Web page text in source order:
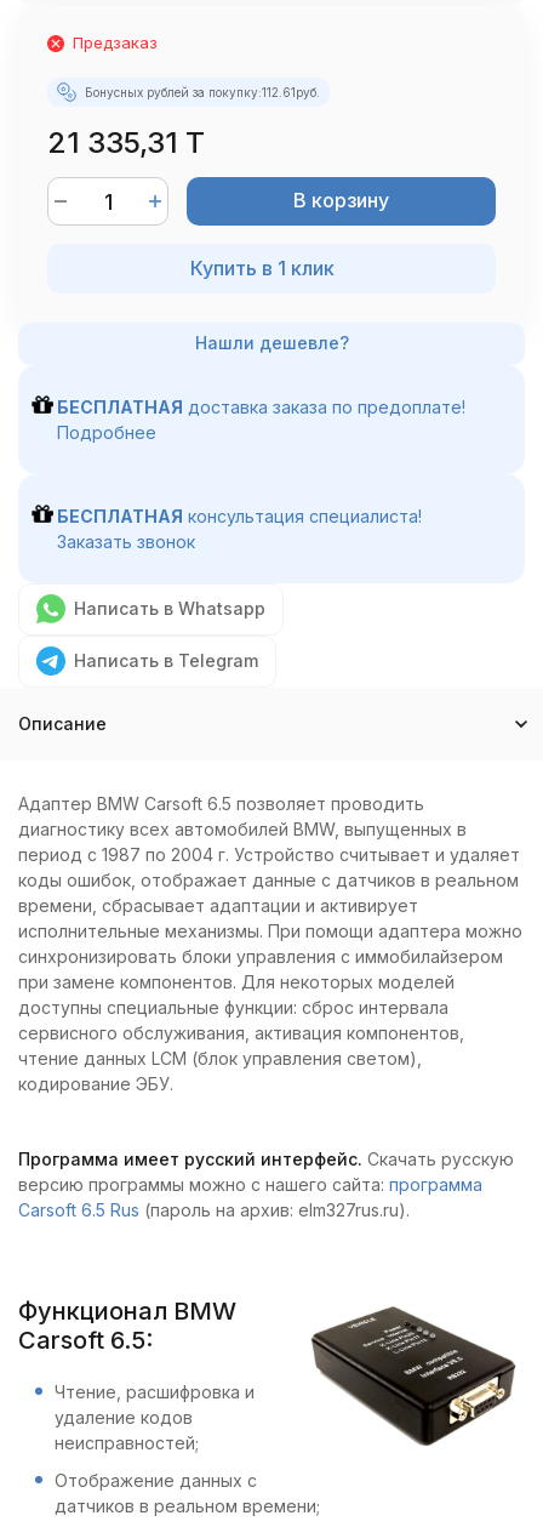
Предзаказ
Бонусных рублей за покупку:112.61руб.
21 335,31 T
В корзину
Купить в 1 клик
БЕСПЛАТНАЯ доставка заказа по предоплате!
Подробнее
БЕСПЛАТНАЯ консультация специалиста!
Заказать звонок
Написать в Whatsapp
Написать в Telegram
Описание
Адаптер BMW Carsoft 6.5 позволяет проводить
диагностику всех автомобилей BMW, выпущенных в
период с 1987 по 2004 г. Устройство считывает и удаляет
коды ошибок, отображает данные с датчиков в реальном
времени, сбрасывает адаптации и активирует
исполнительные механизмы. При помощи адаптера можно
синхронизировать блоки управления с иммобилайзером
при замене компонентов. Для некоторых моделей
доступны специальные функции: сброс интервала
сервисного обслуживания, активация компонентов,
чтение данных LCM (блок управления светом),
кодирование ЭБУ.
Программа имеет русский интерфейс. Скачать русскую
версию программы можно с нашего сайта: программа
Carsoft 6.5 Rus (пароль на архив: elm327rus.ru).
Функционал BMW
Carsoft 6.5:
Чтение, расшифровка и
удаление кодов
неисправностей;
Отображение данных с
датчиков в реальном времени;